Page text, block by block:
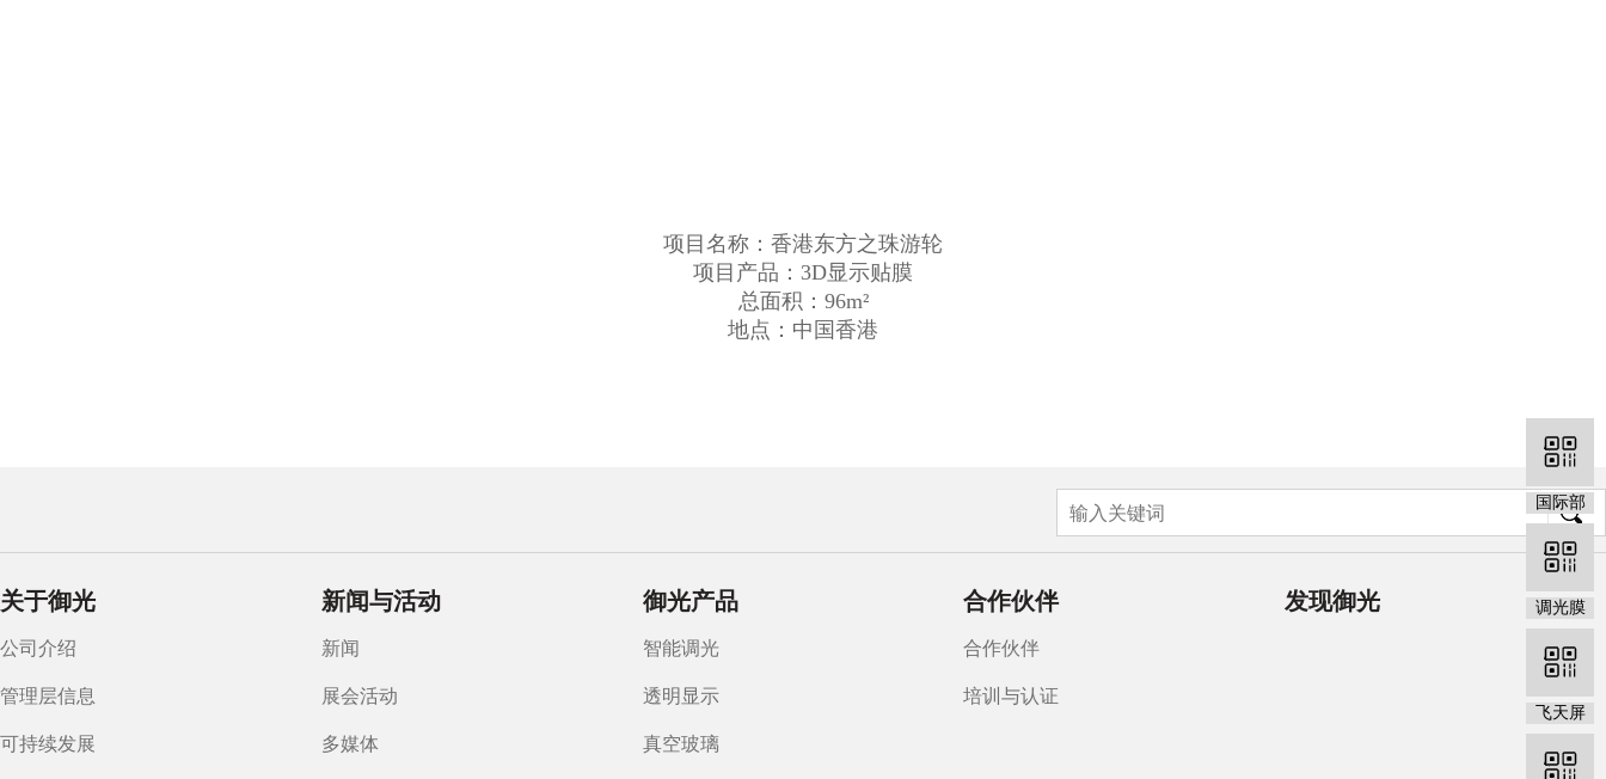
项目名称：香港东方之珠游轮
项目产品：3D显示贴膜
总面积：96m²
地点：中国香港
国际部
调光膜
飞天屏
关于御光
公司介绍
管理层信息
可持续发展
新闻与活动
新闻
展会活动
多媒体
御光产品
智能调光
透明显示
真空玻璃
合作伙伴
合作伙伴
培训与认证
发现御光